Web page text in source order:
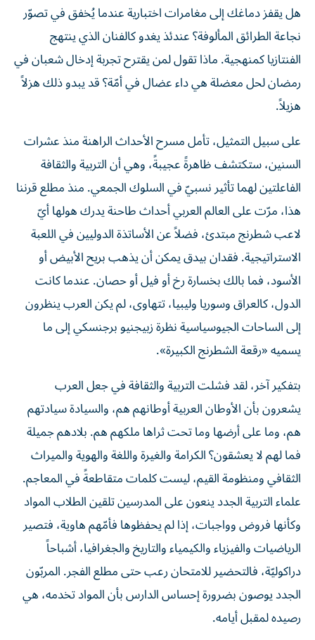
هل يقفز دماغك إلى مغامرات اختبارية عندما يُخفق في تصوّر
نجاعة الطرائق المألوفة؟ عندئذ يغدو كالفنان الذي ينتهج
الفنتازيا كمنهجية. ماذا تقول لمن يقترح تجربة إدخال شعبان في
رمضان لحل معضلة هي داء عضال في أمّة؟ قد يبدو ذلك هزلاً
هزيلاً.
على سبيل التمثيل، تأمل مسرح الأحداث الراهنة منذ عشرات
السنين، ستكتشف ظاهرةً عجيبةً، وهي أن التربية والثقافة
الفاعلتين لهما تأثير نسبيّ في السلوك الجمعي. منذ مطلع قرننا
هذا، مرّت على العالم العربي أحداث طاحنة يدرك هولها أيّ
لاعب شطرنج مبتدئ، فضلاً عن الأساتذة الدوليين في اللعبة
الاستراتيجية. فقدان بيدق يمكن أن يذهب بريح الأبيض أو
الأسود، فما بالك بخسارة رخ أو فيل أو حصان. عندما كانت
الدول، كالعراق وسوريا وليبيا، تتهاوى، لم يكن العرب ينظرون
إلى الساحات الجيوسياسية نظرة زبيجنيو برجنسكي إلى ما
يسميه «رقعة الشطرنج الكبيرة».
بتفكير آخر، لقد فشلت التربية والثقافة في جعل العرب
يشعرون بأن الأوطان العربية أوطانهم هم، والسيادة سيادتهم
هم، وما على أرضها وما تحت ثراها ملكهم هم. بلادهم جميلة
فما لهم لا يعشقون؟ الكرامة والغيرة واللغة والهوية والميراث
الثقافي ومنظومة القيم، ليست كلمات متقاطعةً في المعاجم.
علماء التربية الجدد ينعون على المدرسين تلقين الطلاب المواد
وكأنها فروض وواجبات، إذا لم يحفظوها فأمّهم هاوية، فتصير
الرياضيات والفيزياء والكيمياء والتاريخ والجغرافيا، أشباحاً
دراكوليّة، فالتحضير للامتحان رعب حتى مطلع الفجر. المربّون
الجدد يوصون بضرورة إحساس الدارس بأن المواد تخدمه، هي
رصيده لمقبل أيامه.